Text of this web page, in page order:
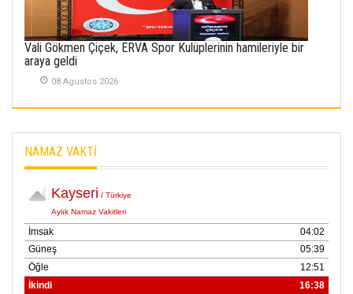
01 Mayis 2026
Vali Gökmen Çiçek, ERVA Spor Kulüplerinin hamileriyle bir
araya geldi
08 Agustos 2026
NAMAZ VAKTİ